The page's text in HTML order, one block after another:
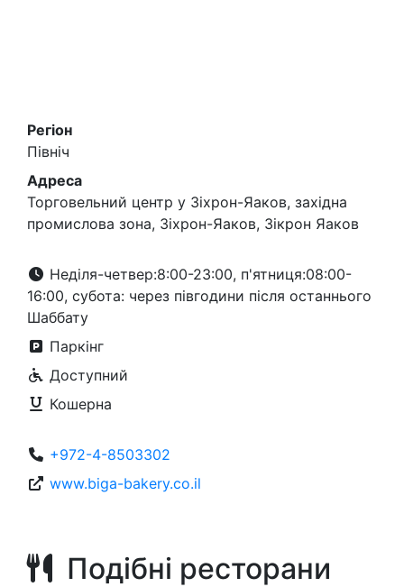
Регіон
Північ
Адреса
Торговельний центр у Зіхрон-Яаков, західна
промислова зона, Зіхрон-Яаков, Зікрон Яаков
Неділя-четвер:8:00-23:00, п'ятниця:08:00-
16:00, субота: через півгодини після останнього
Шаббату
Паркінг
Доступний
Кошерна
+972-4-8503302
www.biga-bakery.co.il
Подібні ресторани